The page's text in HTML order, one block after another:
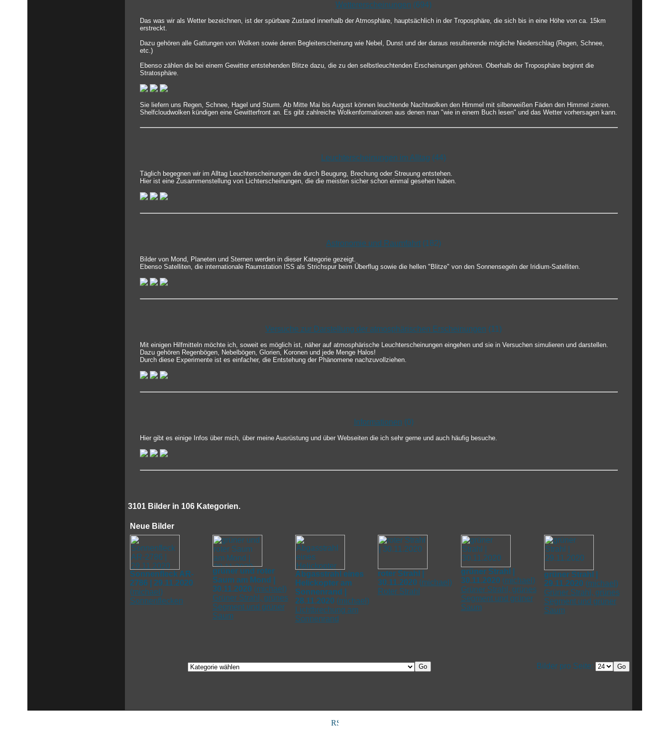
Wettererscheinungen (694)
Das was wir als Wetter bezeichnen, ist der spürbare Zustand innerhalb der Atmosphäre, hauptsächlich in der Troposphäre, die sich bis in eine Höhe von ca. 15km
erstreckt.
Dazu gehören alle Gattungen von Wolken sowie deren Begleiterscheinung wie Nebel, Dunst und der daraus resultierende mögliche Niederschlag (Regen, Schnee,
etc.)
Ebenso zählen die bei einem Gewitter entstehenden Blitze dazu, die zu den selbstleuchtenden Erscheinungen gehören. Oberhalb der Troposphäre beginnt die
Stratosphäre.
Sie liefern uns Regen, Schnee, Hagel und Sturm. Ab Mitte Mai bis August können leuchtende Nachtwolken den Himmel mit silberweißen Fäden den Himmel zieren.
Shelfcloudwolken kündigen eine Gewitterfront an. Es gibt zahlreiche Wolkenformationen aus denen man "wie in einem Buch lesen" und das Wetter vorhersagen kann.
Leuchterscheinungen im Alltag (44)
Täglich begegnen wir im Alltag Leuchterscheinungen die durch Beugung, Brechung oder Streuung entstehen.
Hier ist eine Zusammenstellung von Lichterscheinungen, die die meisten sicher schon einmal gesehen haben.
Astronomie und Raumfahrt (182)
Bilder von Mond, Planeten und Sternen werden in dieser Kategorie gezeigt.
Ebenso Satelliten, die internationale Raumstation ISS als Strichspur beim Überflug sowie die hellen "Blitze" von den Sonnensegeln der Iridium-Satelliten.
Versuche zur Darstellung der atmosphärischen Erscheinungen (11)
Mit einigen Hilfmitteln möchte ich, soweit es möglich ist, näher auf atmosphärische Leuchterscheinungen eingehen und sie in Versuchen simulieren und darstellen.
Dazu gehören Regenbögen, Nebelbögen, Glorien, Koronen und jede Menge Halos!
Durch diese Experimente ist es einfacher, die Entstehung der Phänomene nachzuvollziehen.
Informationen (0)
Hier gibt es einige Infos über mich, über meine Ausrüstung und über Webseiten die ich sehr gerne und auch häufig besuche.
3101Bilder in 106Kategorien.
Neue Bilder
Sonnenfleck AR-
2786 | 29.11.2020
(michael )
Sonnenflecken
grüner und roter
Saum am Mond |
30.11.2020 (michael )
Grüner Strahl, grünes
Segment und grüner
Saum
Abgasstrahl eines
Helickopter am
Sonnenrand |
28.11.2020 (michael )
Lichtbrechung am
Sonnenrand
roter Strahl |
30.11.2020 (michael )
Roter Strahl
grüner Strahl |
30.11.2020 (michael )
Grüner Strahl, grünes
Segment und grüner
Saum
grüner Strahl |
29.11.2020 (michael )
Grüner Strahl, grünes
Segment und grüner
Saum
Bilder pro Seite: